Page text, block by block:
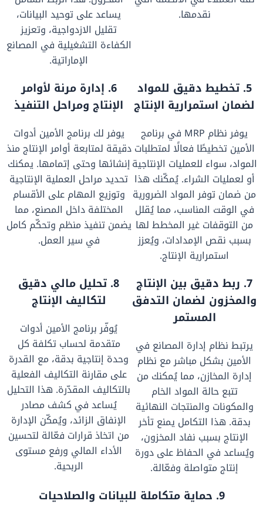
يساعد على توحيد البيانات،
تقليل الازدواجية، وتعزيز
الكفاءة التشغيلية في المصانع
الإماراتية.
نقدمها.
6. إدارة مرنة لأوامر
الإنتاج ومراحل التنفيذ
يوفر لك برنامج الأمين أدوات
دقيقة لمتابعة أوامر الإنتاج منذ
إنشائها وحتى إتمامها. يمكنك
تحديد مراحل العملية الإنتاجية
وتوزيع المهام على الأقسام
المختلفة داخل المصنع، مما
يضمن تنفيذ منظم وتحكّم كامل
في سير العمل.
5. تخطيط دقيق للمواد
لضمان استمرارية الإنتاج
يوفر نظام MRP في برنامج
الأمين تخطيطًا فعالًا لمتطلبات
المواد، سواء للعمليات الإنتاجية
أو لعمليات الشراء. يُمكّنك هذا
من ضمان توفر المواد الضرورية
في الوقت المناسب، مما يُقلل
من التوقفات غير المخطط لها
بسبب نقص الإمدادات، ويُعزز
استمرارية الإنتاج.
8. تحليل مالي دقيق
لتكاليف الإنتاج
يُوفّر برنامج الأمين أدوات
متقدمة لحساب تكلفة كل
وحدة إنتاجية بدقة، مع القدرة
على مقارنة التكاليف الفعلية
بالتكاليف المقدّرة. هذا التحليل
يُساعد في كشف مصادر
الإنفاق الزائد، ويُمكّن الإدارة
من اتخاذ قرارات فعّالة لتحسين
الأداء المالي ورفع مستوى
الربحية.
7. ربط دقيق بين الإنتاج
والمخزون لضمان التدفق
المستمر
يرتبط نظام إدارة المصانع في
الأمين بشكل مباشر مع نظام
إدارة المخازن، مما يُمكنك من
تتبع حالة المواد الخام
والمكونات والمنتجات النهائية
بدقة. هذا التكامل يمنع تأخر
الإنتاج بسبب نفاد المخزون،
ويُساعد في الحفاظ على دورة
إنتاج متواصلة وفعّالة.
9. حماية متكاملة للبيانات والصلاحيات